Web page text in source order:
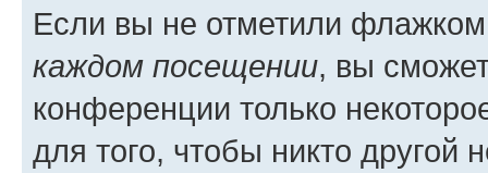
Если вы не отметили
каждом посещении, вы
конференции только
для того, чтобы никто другой